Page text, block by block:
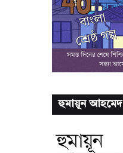
হুমায়ূন আহমেদ